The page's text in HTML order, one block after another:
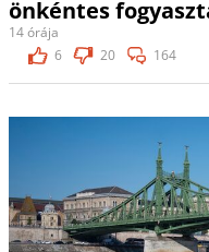
önkéntes
14 órája
6
20 164